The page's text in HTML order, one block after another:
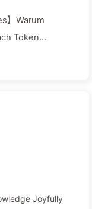
】Warum
Token
Joyfully